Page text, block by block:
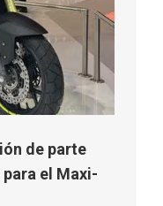
de parte
el Maxi-